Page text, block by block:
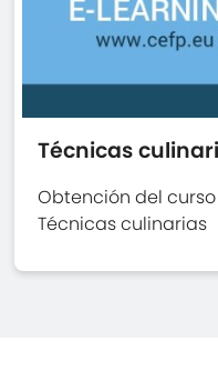
Técnicas
Obtención del
Técnicas culinarias